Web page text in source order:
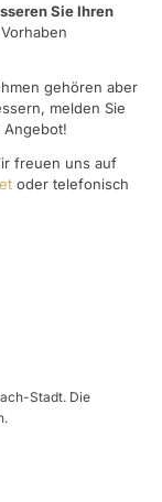
Sie Ihren
gehören aber
melden Sie
freuen uns auf
oder telefonisch
Stadt. Die